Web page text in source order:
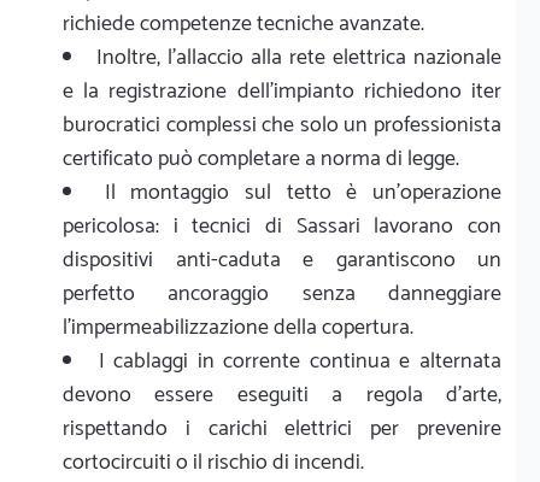
richiede competenze tecniche avanzate.
Inoltre, l'allaccio alla rete elettrica nazionale
e la registrazione dell'impianto richiedono iter
burocratici complessi che solo un professionista
certificato può completare a norma di legge.
Il montaggio sul tetto è un'operazione
pericolosa: i tecnici di Sassari lavorano con
dispositivi anti-caduta e garantiscono un
perfetto ancoraggio senza danneggiare
l'impermeabilizzazione della copertura.
I cablaggi in corrente continua e alternata
devono essere eseguiti a regola d'arte,
rispettando i carichi elettrici per prevenire
cortocircuiti o il rischio di incendi.